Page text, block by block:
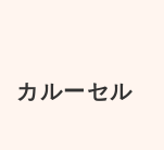
カルーセル